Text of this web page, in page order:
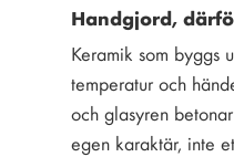
Handgjord,
Keramik som byggs
temperatur och
och glasyren
egen karaktär, inte